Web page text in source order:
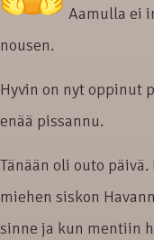
Aamulla ei
nousen.
Hyvin on nyt oppinut
enää pissannu.
Tänään oli outo
miehen siskon
sinne ja kun mentiin